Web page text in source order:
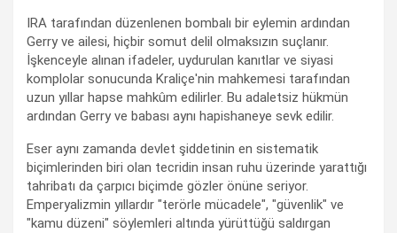
IRA tarafından düzenlenen bombalı bir eylemin ardından
Gerry ve ailesi, hiçbir somut delil olmaksızın suçlanır.
İşkenceyle alınan ifadeler, uydurulan kanıtlar ve siyasi
komplolar sonucunda Kraliçe'nin mahkemesi tarafından
uzun yıllar hapse mahkûm edilirler. Bu adaletsiz hükmün
ardından Gerry ve babası aynı hapishaneye sevk edilir.
Eser aynı zamanda devlet şiddetinin en sistematik
biçimlerinden biri olan tecridin insan ruhu üzerinde yarattığı
tahribatı da çarpıcı biçimde gözler önüne seriyor.
Emperyalizmin yıllardır "terörle mücadele", "güvenlik" ve
"kamu düzeni" söylemleri altında yürüttüğü saldırgan